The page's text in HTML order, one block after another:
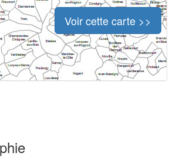
Voir cette carte >>